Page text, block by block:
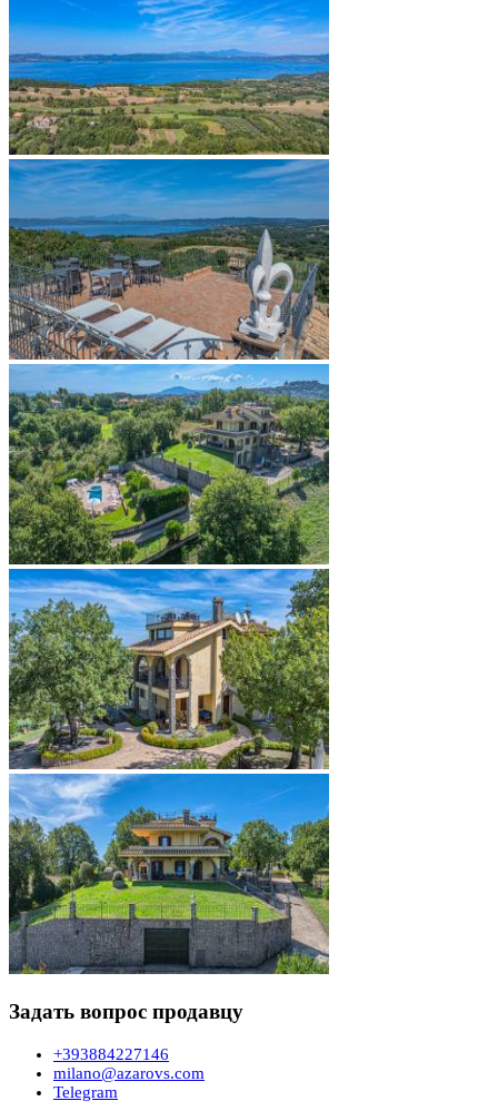
Задать вопрос продавцу
+393884227146
milano@azarovs.com
Telegram